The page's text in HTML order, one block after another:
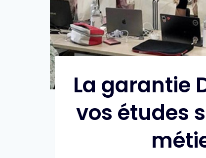
La garantie
vos études